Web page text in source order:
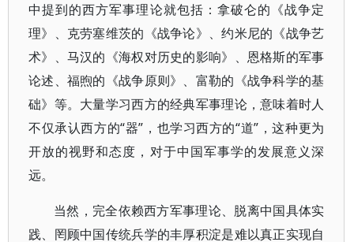
中提到的西方军事理论就包括：拿破仑的《战争定
理》、克劳塞维茨的《战争论》、约米尼的《战争艺
术》、马汉的《海权对历史的影响》、恩格斯的军事
论述、福煦的《战争原则》、富勒的《战争科学的基
础》等。大量学习西方的经典军事理论，意味着时人
不仅承认西方的“器”，也学习西方的“道”，这种更为
开放的视野和态度，对于中国军事学的发展意义深
远。
当然，完全依赖西方军事理论、脱离中国具体实
践、罔顾中国传统兵学的丰厚积淀是难以真正实现自